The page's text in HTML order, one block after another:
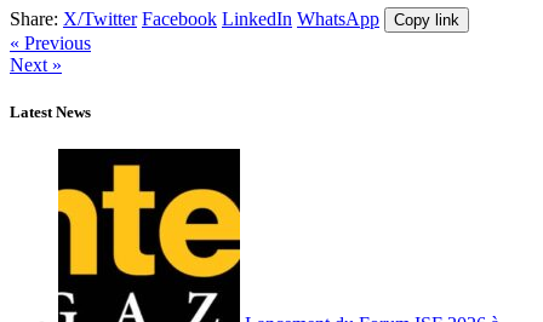
Share: X/Twitter Facebook LinkedIn WhatsApp Copy link
« Previous
Next »
Latest News